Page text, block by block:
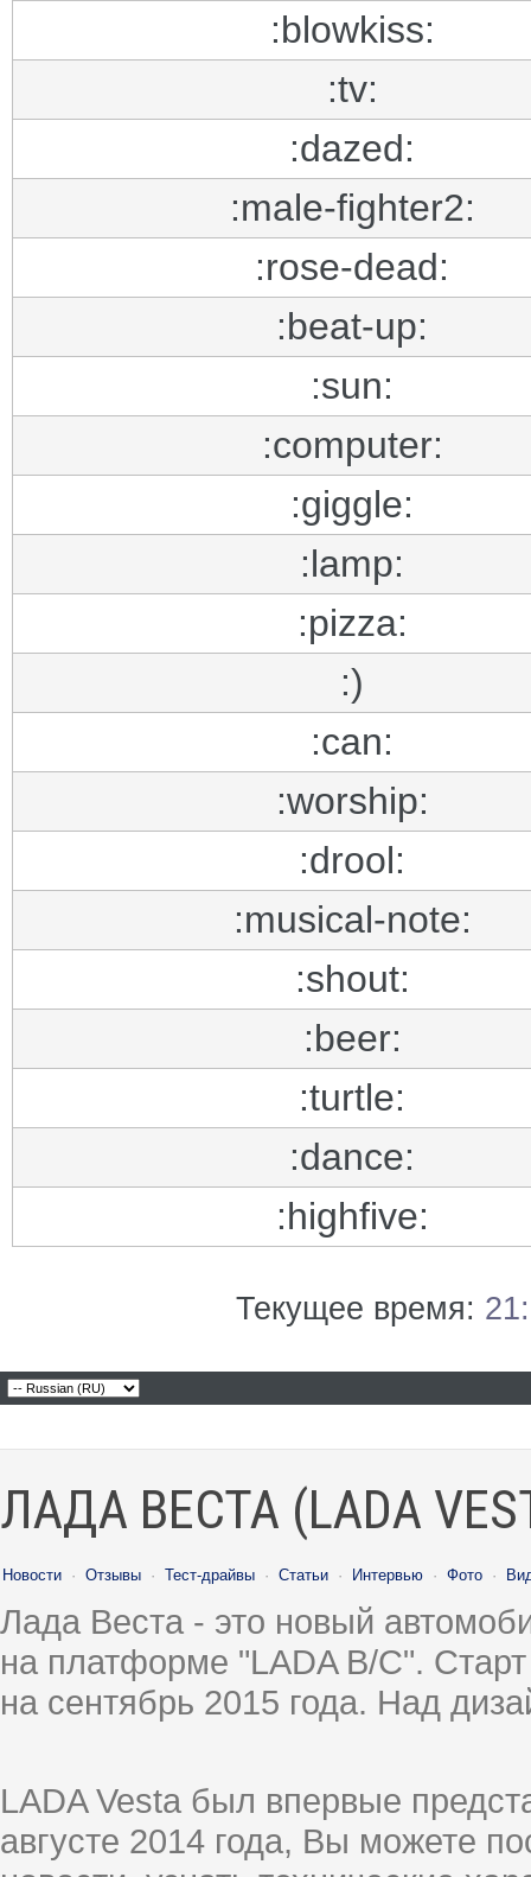
:blowkiss:
:tv:
:dazed:
:male-fighter2:
:rose-dead:
:beat-up:
:sun:
:computer:
:giggle:
:lamp:
:pizza:
:)
:can:
:worship:
:drool:
:musical-note:
:shout:
:beer:
:turtle:
:dance:
:highfive:
Текущее время:
ЛАДА ВЕСТА (LADA
Новости · Отзывы · Тест-драйвы · Статьи · Интервью · Фото ·
Лада Веста - это новый
на платформе "LADA B/C".
на сентябрь 2015 года. Над
LADA Vesta был впервые
августе 2014 года, Вы можете